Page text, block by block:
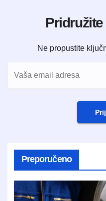
Ne propustite
Preporučeno